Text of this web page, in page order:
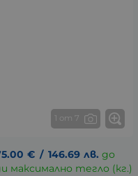
1 от 7
€ / 146.69 лв. до
максимално тегло (кг.)